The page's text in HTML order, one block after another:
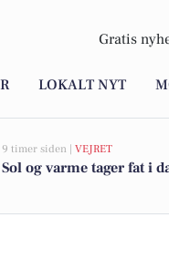
Gratis
LOKALT NYT
9 timer siden | VEJRET
Sol og varme tager fat i